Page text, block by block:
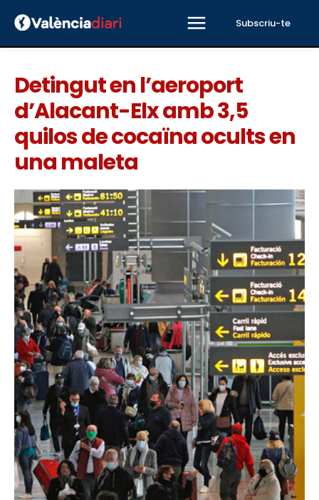
Subscriu-te
Detingut en l’aeroport
d’Alacant-Elx amb 3,5
quilos de cocaïna ocults en
una maleta